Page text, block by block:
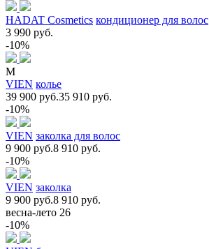
HADAT Cosmetics кондиционер для волос
3 990 руб.
-10%
M
VIEN колье
39 900 руб.35 910 руб.
-10%
VIEN заколка для волос
9 900 руб.8 910 руб.
-10%
VIEN заколка
9 900 руб.8 910 руб.
весна-лето 26
-10%